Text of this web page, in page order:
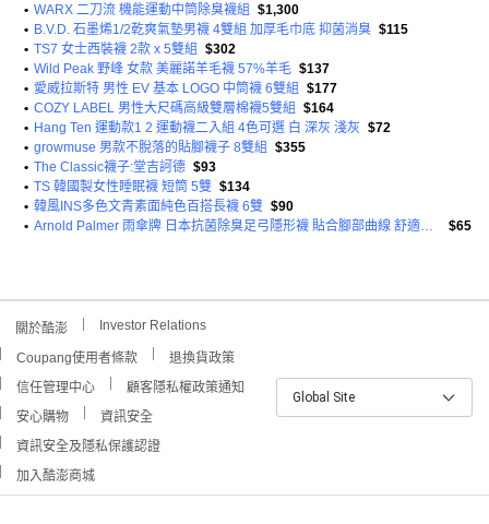
• WARX 二刀流 機能運動中筒除臭襪組
$1,300
• B.V.D. 石墨烯1/2乾爽氣墊男襪 4雙組 加厚毛巾底 抑菌消臭 $115
• TS7 女士西裝襪 2款 x 5雙組
$302
• Wild Peak 野峰 女款 美麗諾羊毛襪 57%羊毛 $137
• 愛威拉斯特 男性 EV 基本 LOGO 中筒襪 6雙組
$177
• COZY LABEL 男性大尺碼高級雙層棉襪5雙組
$164
• Hang Ten 運動款1 2 運動襪二入組 4色可選 白 深灰 淺灰 $72
• growmuse 男款不脫落的貼腳襪子 8雙組
$355
• The Classic襪子:堂吉訶德 $93
• TS 韓國製女性睡眠襪 短筒 5雙 $134
• 韓風INS多色文青素面純色百搭長襪 6雙 $90
•
$65
關於酷澎 Investor Relations
Coupang使用者條款
退換貨政策
信任管理中心
顧客隱私權政策通知
安心購物
資訊安全
資訊安全及隱私保護認證
加入酷澎商城
Global Site